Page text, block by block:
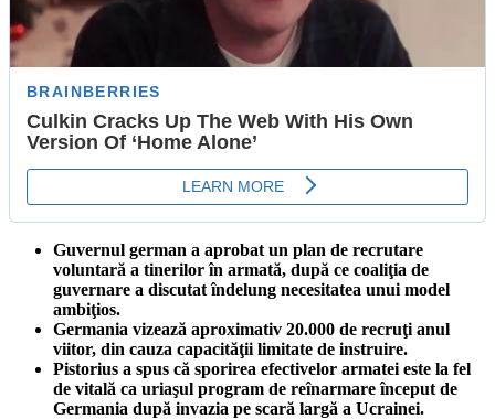
Guvernul german a aprobat un plan de recrutare
voluntară a tinerilor în armată, după ce coaliţia de
guvernare a discutat îndelung necesitatea unui model
ambiţios.
Germania vizează aproximativ 20.000 de recruţi anul
viitor, din cauza capacităţii limitate de instruire.
Pistorius a spus că sporirea efectivelor armatei este la fel
de vitală ca uriaşul program de reînarmare început de
Germania după invazia pe scară largă a Ucrainei.